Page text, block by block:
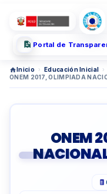
Portal de
Inicio › Educación Inicial ›
ONEM 2017, OLIMPIADA
ONEM